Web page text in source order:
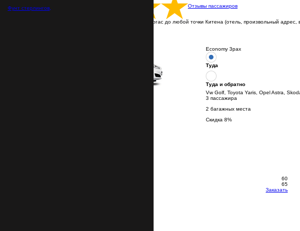
Фунт стерлингов, Отзывы пассажиров
Трансфер выполняется из Аэропорта Бургас до любой точки Китена (отель, произвольный адрес,
Economy 3pax
Туда
Туда и обратно
Vw Golf, Toyota Yaris, Opel Astra,
3 пассажира
2 багажных места
Скидка 8%
60
65
Заказать